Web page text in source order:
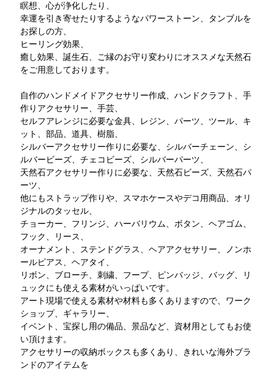
瞑想、心が浄化したり、
幸運を引き寄せたりするようなパワーストーン、タンブルを
お探しの方、
ヒーリング効果、
癒し効果、誕生石、ご縁のお守り変わりにオススメな天然石
をご用意しております。
自作のハンドメイドアクセサリー作成、ハンドクラフト、手
作りアクセサリー、手芸、
セルフアレンジに必要な金具、レジン、パーツ、ツール、キ
ット、部品、道具、樹脂、
シルバーアクセサリー作りに必要な、シルバーチェーン、シ
ルバービーズ、チェコビーズ、シルバーパーツ、
天然石アクセサリー作りに必要な、天然石ビーズ、天然石パ
ーツ、
他にもストラップ作りや、スマホケースやデコ用商品、オリ
ジナルのタッセル、
チョーカー、フリンジ、ハーバリウム、ボタン、ヘアゴム、
フック、リース、
オーナメント、ステンドグラス、ヘアアクセサリー、ノンホ
ールピアス、ヘアタイ、
リボン、ブローチ、刺繍、フープ、ピンバッジ、バッグ、リ
ュックにも使える素材がいっぱいです。
アート現場で使える素材や材料も多くありますので、ワーク
ショップ、ギャラリー、
イベント、宝探し用の備品、景品など、資材用としてもお使
い頂けます。
アクセサリーの収納ボックスも多くあり、きれいな海外ブラ
ンドのアイテムを